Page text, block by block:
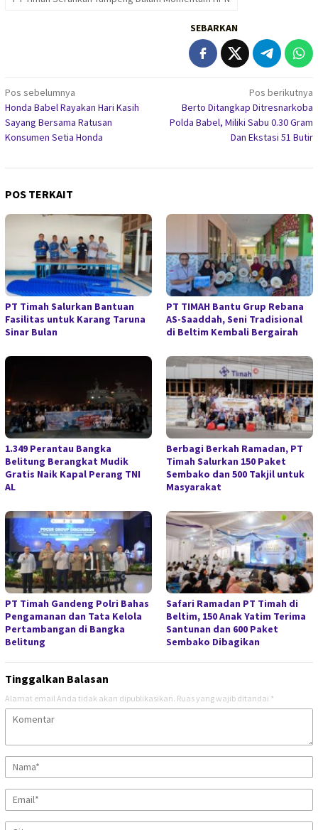
SEBARKAN
Navigasi
pos
Pos sebelumnya
Honda Babel Rayakan Hari Kasih
Sayang Bersama Ratusan
Konsumen Setia Honda
Pos berikutnya
Berto Ditangkap Ditresnarkoba
Polda Babel, Miliki Sabu 0.30 Gram
Dan Ekstasi 51 Butir
POS TERKAIT
PT Timah Salurkan Bantuan
Fasilitas untuk Karang Taruna
Sinar Bulan
PT TIMAH Bantu Grup Rebana
AS-Saaddah, Seni Tradisional
di Beltim Kembali Bergairah
1.349 Perantau Bangka
Belitung Berangkat Mudik
Gratis Naik Kapal Perang TNI
AL
Berbagi Berkah Ramadan, PT
Timah Salurkan 150 Paket
Sembako dan 500 Takjil untuk
Masyarakat
PT Timah Gandeng Polri Bahas
Pengamanan dan Tata Kelola
Pertambangan di Bangka
Belitung
Safari Ramadan PT Timah di
Beltim, 150 Anak Yatim Terima
Santunan dan 600 Paket
Sembako Dibagikan
Tinggalkan Balasan
Alamat email Anda tidak akan dipublikasikan. Ruas yang wajib ditandai *